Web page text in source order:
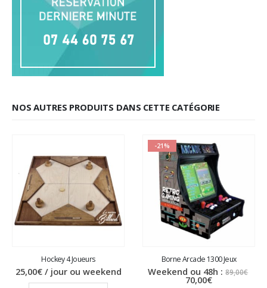
NOS AUTRES PRODUITS DANS CETTE CATÉGORIE
Hockey 4 Joueurs
25,00€/ jour ou weekend
-21%
Borne Arcade 1300 Jeux
Weekend ou 48h :89,00€
70,00€Le